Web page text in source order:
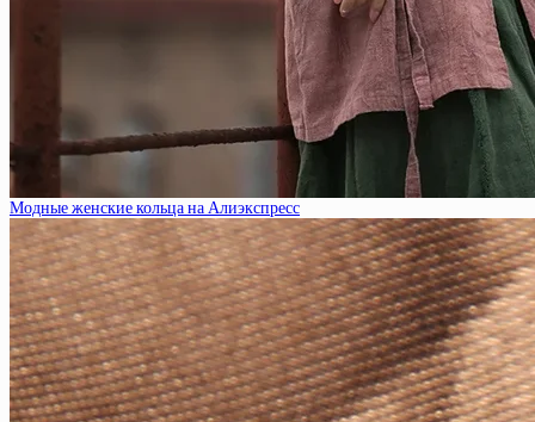
Модные женские кольца на Алиэкспресс